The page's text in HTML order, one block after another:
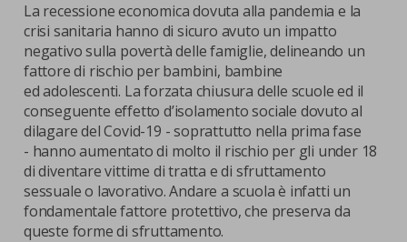
La recessione economica dovuta alla pandemia e la
crisi sanitaria hanno di sicuro avuto un impatto
negativo sulla povertà delle famiglie, delineando un
fattore di rischio per bambini, bambine
ed adolescenti. La forzata chiusura delle scuole ed il
conseguente effetto d’isolamento sociale dovuto al
dilagare del Covid-19 - soprattutto nella prima fase
- hanno aumentato di molto il rischio per gli under 18
di diventare vittime di tratta e di sfruttamento
sessuale o lavorativo. Andare a scuola è infatti un
fondamentale fattore protettivo, che preserva da
queste forme di sfruttamento.